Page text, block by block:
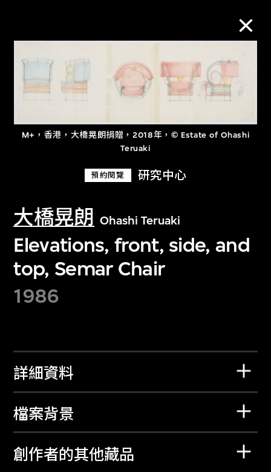
M+，香港，大橋晃朗捐贈，2018年，© Estate of Ohashi
Teruaki
預約閱覽 研究中心
大橋晃朗 Ohashi Teruaki
Elevations, front, side, and
top, Semar Chair
1986
詳細資料
檔案背景
創作者的其他藏品
M+藏品
探索世界頂級的二十及二十一世紀視覺
文化藏品。